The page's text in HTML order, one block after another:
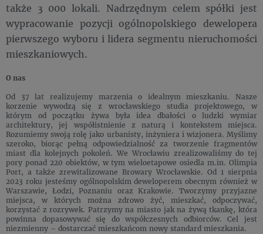
także 3 000 lokali. Nadrzędnym celem spółki jest
wypracowanie pozycji ogólnopolskiego dewelopera
pierwszego wyboru i lidera segmentu nieruchomości
mieszkaniowych.
O nas
Od 37 lat realizujemy marzenia o idealnym mieszkaniu. Nasze
korzenie wywodzą się z wrocławskiego studia projektowego, w
którym od początku żywa była idea dbałości o ludzki wymiar
architektury, jej współistnienie z naturą i kontekstem miejsca.
Rozumiemy swoją rolę jako urbanisty, inżyniera i wizjonera. Myślimy
szeroko, biorąc pełną odpowiedzialność za tworzenie fragmentów
miast dla kolejnych pokoleń. We Wrocławiu zrealizowaliśmy do tej
pory ponad 220 obiektów, w tym wieloetapowe osiedla m.in. Olimpia
Port, a także zrewitalizowane Browary Wrocławskie. Od 1 sierpnia
2023 roku jesteśmy ogólnopolskim deweloperem obecnym również w
Warszawie, Łodzi, Poznaniu oraz Krakowie. Tworzymy przyjazne
miejsca, w których można zdrowo żyć, mieszkać, odpoczywać,
korzystać z rozrywek. Patrzymy na miasto jak na żywą tkankę, która
powinna dopasowywać się do współczesnych odbiorców. Cel jest
niezmienny – dostarczać mieszkańcom nowy standard mieszkania.